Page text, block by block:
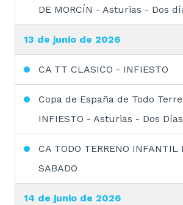
DE MORCÍN - Asturias - Dos
13 de junio de 2026
CA TT CLASICO - INFIESTO
Copa de España de Todo
INFIESTO - Asturias - Dos
CA TODO TERRENO INFANTIL
SABADO
14 de junio de 2026